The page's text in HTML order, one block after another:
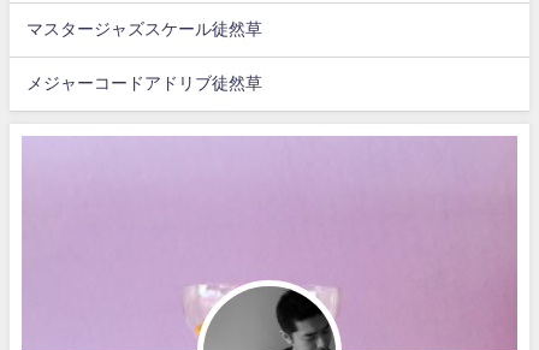
マスタージャズスケール徒然草
メジャーコードアドリブ徒然草